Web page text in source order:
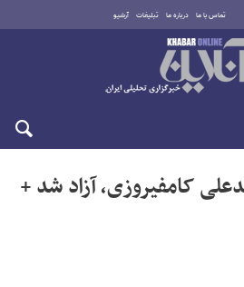
تماس با ما درباره ما تبلیغات آرشیو
کامفیروزی، آزاد شد +